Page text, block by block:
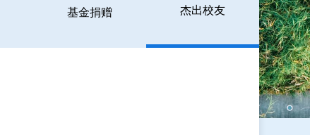
基金捐赠 杰出校友